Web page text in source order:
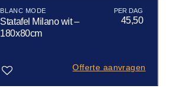
BLANC MODE
Statafel Milano wit –
180x80cm
45,50
Offerte aanvragen